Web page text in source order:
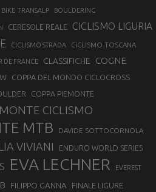
BIKE TRANSALP BOULDERING
CERESOLE REALE CICLISMO LIGURIA
CICLISMO STRADA CICLISMO TOSCANA
DE FRANCE CLASSIFICHE COGNE
COPPA DEL MONDO CICLOCROSS
COPPA PIEMONTE
CICLISMO
MTB DAVIDE SOTTOCORNOLA
VIVIANI ENDURO WORLD SERIES
EVA LECHNER EVEREST
FILIPPO GANNA FINALE LIGURE